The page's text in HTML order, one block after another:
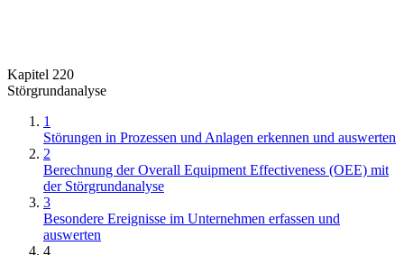
Kapitel 220
Störgrundanalyse
1
Störungen in Prozessen und Anlagen erkennen und auswerten
2
Berechnung der Overall Equipment Effectiveness (OEE) mit
der Störgrundanalyse
3
Besondere Ereignisse im Unternehmen erfassen und
auswerten
4